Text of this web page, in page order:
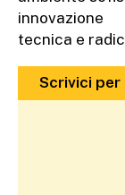
innovazione
tecnica e
Scrivici